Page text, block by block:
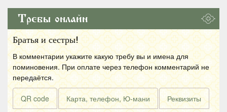
Требы онлайн
Братья и сестры!
В комментарии укажите какую требу вы и имена для
поминовения. При оплате через телефон комментарий не
передаётся.
QR code Карта, телефон, Ю-мани Реквизиты